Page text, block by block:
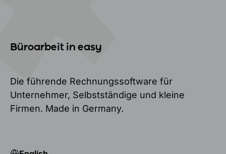
Büroarbeit in easy
Die führende Rechnungssoftware für
Unternehmer, Selbstständige und kleine
Firmen. Made in Germany.